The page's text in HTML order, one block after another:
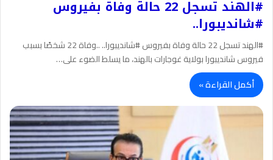
#الهند تسجل 22 حالة وفاة بفيروس
#شانديبورا..
#الهند تسجل 22 حالة وفاة بفيروس #شانديبورا.. ..وفاة 22 شخصًا بسبب
فيروس شانديبورا بولاية غوجارات بالهند، ما يسلط الضوء على…
أكمل القراءة »